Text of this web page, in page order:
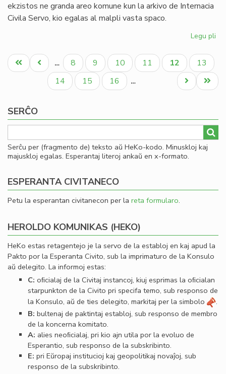
ekzistos ne granda areo komune kun la arkivo de Internacia
Civila Servo, kio egalas al malpli vasta spaco.
Legu pli
Pagination
Unua
paĝo
Antaŭa
paĝo
… Paĝo
8 Paĝo
9 Paĝo
10 Paĝo
11
Aktuala
paĝo
12 Paĝo
13
Paĝo
14 Paĝo
15 Paĝo
16 …
Last
page
Next
page
SERĈO
Serĉu per (fragmento de) teksto aŭ HeKo-kodo. Minuskloj kaj
majuskloj egalas. Esperantaj literoj ankaŭ en x-formato.
ESPERANTA CIVITANECO
Petu la esperantan civitanecon per la reta formularo.
HEROLDO KOMUNIKAS (HEKO)
HeKo estas retagentejo je la servo de la establoj en kaj apud la
Pakto por la Esperanta Civito, sub la imprimaturo de la Konsulo
aŭ delegito. La informoj estas:
C: oﬁcialaj de la Civitaj instancoj, kiuj esprimas la oﬁcialan
starpunkton de la Civito pri specifa temo, sub responso de
la Konsulo, aŭ de ties delegito, markitaj per la simbolo
.
B: bultenaj de paktintaj establoj, sub responso de membro
de la koncerna komitato.
A: alies neoﬁcialaj, pri kio ajn utila por la evoluo de
Esperantio, sub responso de la subskribinto.
E: pri Eŭropaj institucioj kaj geopolitikaj novaĵoj, sub
responso de la subskribinto.